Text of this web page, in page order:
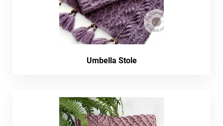
Umbella Stole